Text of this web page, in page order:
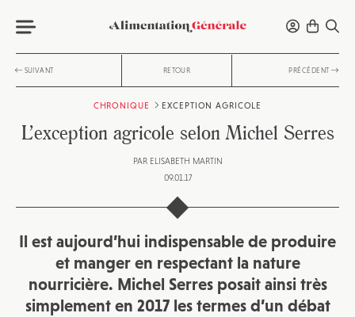
SUIVANT RETOUR PRÉCÉDENT
CHRONIQUE EXCEPTION AGRICOLE
L’exception agricole selon Michel Serres
PAR ELISABETH MARTIN
09.01.17
Il est aujourd’hui indispensable de produire
et manger en respectant la nature
nourricière. Michel Serres posait ainsi très
simplement en 2017 les termes d’un débat